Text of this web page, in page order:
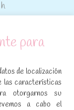
para
de localización
las características
otorgarnos su
a cabo el